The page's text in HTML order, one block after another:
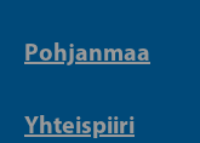
Pohjanmaa
Yhteispiiri